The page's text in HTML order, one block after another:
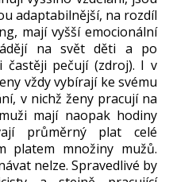
adaptabilnější, na rozdíl
mají vyšší emocionální
na svět děti a po
častěji pečují (zdroj). I v
vždy vybírají ke svému
v nichž ženy pracují na
mají naopak hodiny
průměrný plat celé
platem množiny mužů.
nelze. Spravedlivé by